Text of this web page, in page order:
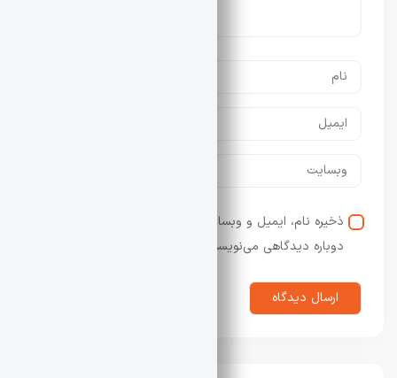
ذخیره نام، ایمیل و وبسایت من در مرورگر برای زمانی که
دوباره دیدگاهی می‌نویسم.